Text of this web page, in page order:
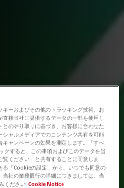
キーおよびその他のトラッキング技術、お
接当社に提供するデータの一部を使用し
のやり取りに基づき、お客様に合わせた
シャルメディアでのコンテンツ共有を可能
キャンペーンの効果を測定します。「すべ
クすると、この事項およびこのデータを当
ください）と共有することに同意しま
る「Cookieの設定」から、いつでも同意の
当社の業務慣行の詳細につきましては、当
ください Cookie Notice